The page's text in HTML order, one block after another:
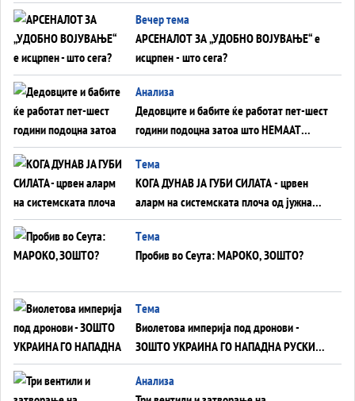
БЕЗ ФРОНТ
Вечер тема
АРСЕНАЛОТ ЗА „УДОБНО ВОЈУВАЊЕ“ е
исцрпен - што сега?
Анализа
Дедовците и бабите ќе работат пет-шест
години подоцна затоа што НЕМААТ
ВНУЦИ ДА ГИ ЗАМЕНАТ
Tема
КОГА ДУНАВ ЈА ГУБИ СИЛАТА - црвен
аларм на системската плоча од јужна
Германија до Црното Море...
Tема
Пробив во Сеута: МАРОКО, ЗОШТО?
Tема
Виолетова империја под дронови -
ЗОШТО УКРАИНА ГО НАПАДНА РУСКИОТ
WILDBERRIES
Aнализа